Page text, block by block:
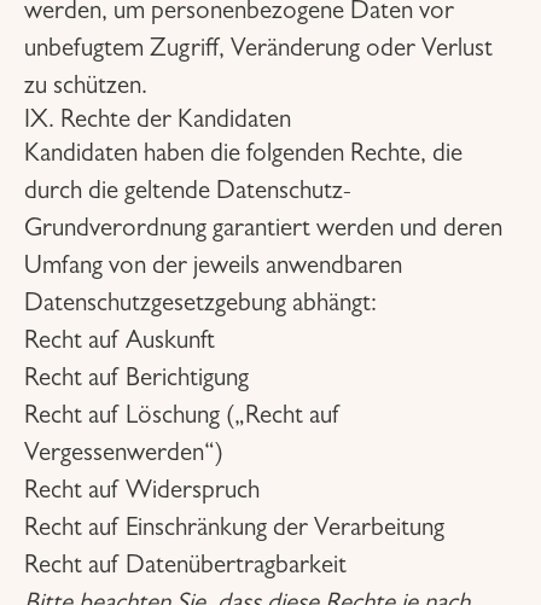
werden, um personenbezogene Daten vor
unbefugtem Zugriff, Veränderung oder Verlust
zu schützen.
IX. Rechte der Kandidaten
Kandidaten haben die folgenden Rechte, die
durch die geltende Datenschutz-
Grundverordnung garantiert werden und deren
Umfang von der jeweils anwendbaren
Datenschutzgesetzgebung abhängt:
Recht auf Auskunft
Recht auf Berichtigung
Recht auf Löschung („Recht auf
Vergessenwerden“)
Recht auf Widerspruch
Recht auf Einschränkung der Verarbeitung
Recht auf Datenübertragbarkeit